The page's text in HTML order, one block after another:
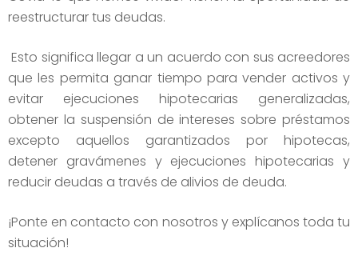
reestructurar tus deudas.
Esto significa llegar a un acuerdo con sus acreedores
que les permita ganar tiempo para vender activos y
evitar ejecuciones hipotecarias generalizadas,
obtener la suspensión de intereses sobre préstamos
excepto aquellos garantizados por hipotecas,
detener gravámenes y ejecuciones hipotecarias y
reducir deudas a través de alivios de deuda.
¡Ponte en contacto con nosotros y explícanos toda tu
situación!